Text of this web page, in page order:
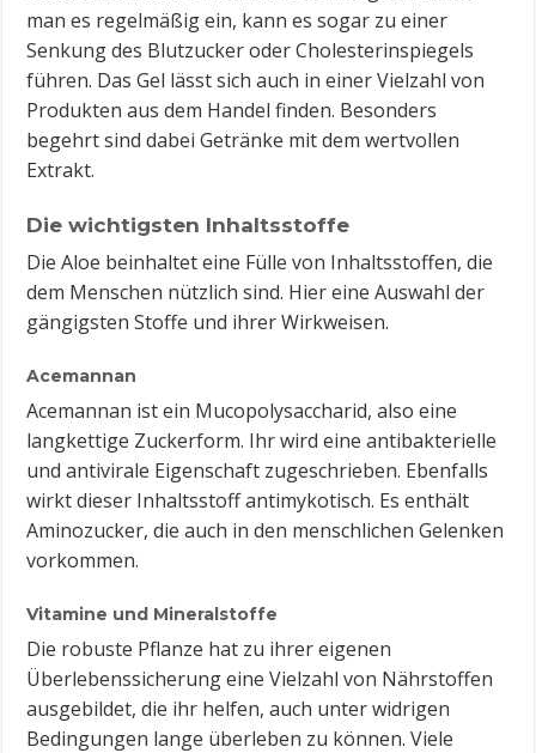
man es regelmäßig ein, kann es sogar zu einer
Senkung des Blutzucker oder Cholesterinspiegels
führen. Das Gel lässt sich auch in einer Vielzahl von
Produkten aus dem Handel finden. Besonders
begehrt sind dabei Getränke mit dem wertvollen
Extrakt.
Die wichtigsten Inhaltsstoffe
Die Aloe beinhaltet eine Fülle von Inhaltsstoffen, die
dem Menschen nützlich sind. Hier eine Auswahl der
gängigsten Stoffe und ihrer Wirkweisen.
Acemannan
Acemannan ist ein Mucopolysaccharid, also eine
langkettige Zuckerform. Ihr wird eine antibakterielle
und antivirale Eigenschaft zugeschrieben. Ebenfalls
wirkt dieser Inhaltsstoff antimykotisch. Es enthält
Aminozucker, die auch in den menschlichen Gelenken
vorkommen.
Vitamine und Mineralstoffe
Die robuste Pflanze hat zu ihrer eigenen
Überlebenssicherung eine Vielzahl von Nährstoffen
ausgebildet, die ihr helfen, auch unter widrigen
Bedingungen lange überleben zu können. Viele